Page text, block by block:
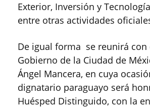
Exterior, Inversión y Tecnología
entre otras actividades
De igual forma se reunirá con
Gobierno de la Ciudad de
Ángel Mancera, en cuya
dignatario paraguayo será
Huésped Distinguido, con la